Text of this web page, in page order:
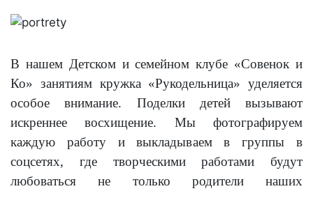
В нашем Детском и семейном клубе «Совенок и
Ко» занятиям кружка «Рукодельница» уделяется
особое внимание. Поделки детей вызывают
искреннее восхищение. Мы фотографируем
каждую работу и выкладываем в группы в
соцсетях, где творческими работами будут
любоваться не только родители наших